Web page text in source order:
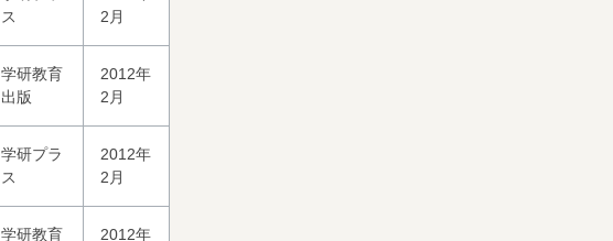
ス
2月
学研教育
出版
2012年
2月
学研プラ
ス
2012年
2月
学研教育
2012年